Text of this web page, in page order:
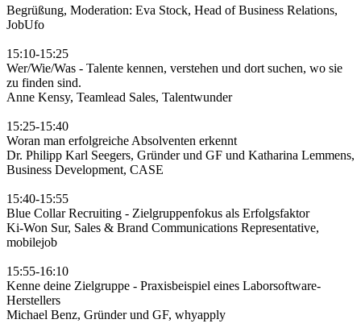
Begrüßung, Moderation: Eva Stock, Head of Business Relations,
JobUfo
15:10-15:25
Wer/Wie/Was - Talente kennen, verstehen und dort suchen, wo sie
zu finden sind.
Anne Kensy, Teamlead Sales, Talentwunder
15:25-15:40
Woran man erfolgreiche Absolventen erkennt
Dr. Philipp Karl Seegers, Gründer und GF und Katharina Lemmens,
Business Development, CASE
15:40-15:55
Blue Collar Recruiting - Zielgruppenfokus als Erfolgsfaktor
Ki-Won Sur, Sales & Brand Communications Representative,
mobilejob
15:55-16:10
Kenne deine Zielgruppe - Praxisbeispiel eines Laborsoftware-
Herstellers
Michael Benz, Gründer und GF, whyapply